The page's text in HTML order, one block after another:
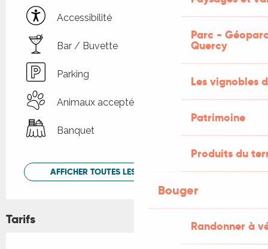
Parc -
Quercy
Les vignobles
Patrimoine
Produits du
Bouger
Randonner à
Accessibilité
Bar / Buvette
Parking
Animaux acceptés
Banquet
AFFICHER TOUTES LES PRESTATIONS
Tarifs